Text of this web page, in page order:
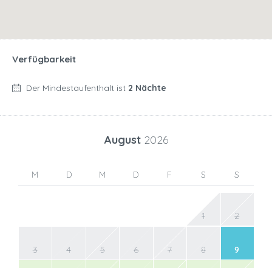
Verfügbarkeit
Der Mindestaufenthalt ist 2 Nächte
August 2026
M D M D F S S
1 2
3 4 5 6 7 8 9